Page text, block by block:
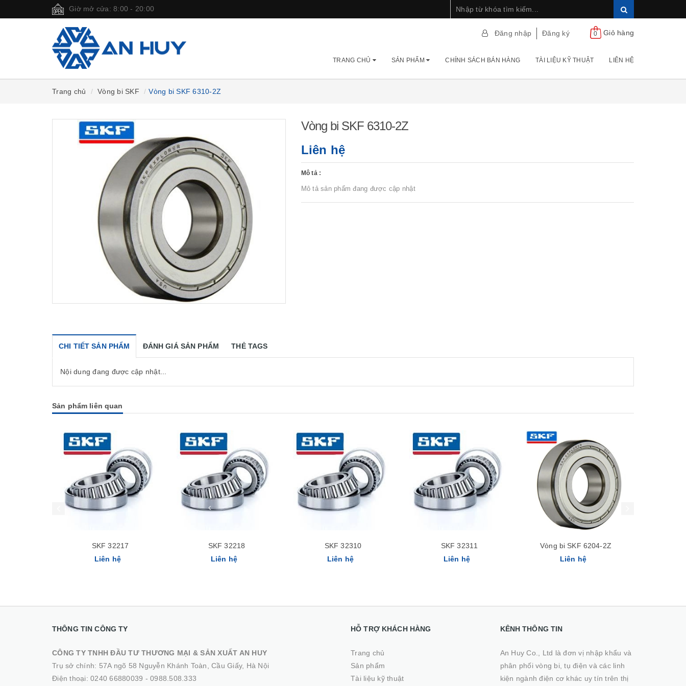
Giờ mở cửa: 8:00 - 20:00
Đăng nhập Đăng ký 0 Giỏ hàng
TRANG CHỦ SẢN PHẨM CHÍNH SÁCH BÁN HÀNG TÀI LIỆU KỸ THUẬT LIÊN HỆ
Trang chủ Vòng bi SKF Vòng bi SKF 6310-2Z
Vòng bi SKF 6310-2Z
Liên hệ
Mô tả :
Mô tả sản phẩm đang được cập nhật
CHI TIẾT SẢN PHẨM ĐÁNH GIÁ SẢN PHẨM THẺ TAGS
Nội dung đang được cập nhật...
Sản phẩm liên quan
Xem nhanh
SKF 32217
Liên hệ
Xem nhanh
SKF 32218
Liên hệ
Xem nhanh
SKF 32310
Liên hệ
SKF 32311
Liên hệ
Vòng bi SKF 6204-2Z
Liên hệ
THÔNG TIN CÔNG TY
CÔNG TY TNHH ĐẦU TƯ THƯƠNG MẠI & SẢN XUẤT AN HUY
Trụ sở chính: 57A ngõ 58 Nguyễn Khánh Toàn, Cầu Giấy, Hà Nội
Điện thoại: 0240 66880039 - 0988.508.333
HỖ TRỢ KHÁCH HÀNG
Trang chủ
Sản phẩm
Tài liệu kỹ thuật
KÊNH THÔNG TIN
An Huy Co., Ltd là đơn vị nhập khẩu và
phân phối vòng bi, tụ điện và các linh
kiện ngành điện cơ khác uy tín trên thị